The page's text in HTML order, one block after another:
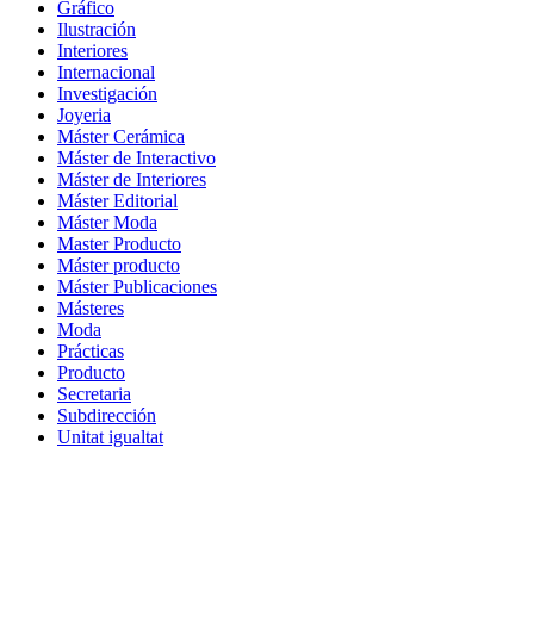
Gráfico
Ilustración
Interiores
Internacional
Investigación
Joyeria
Máster Cerámica
Máster de Interactivo
Máster de Interiores
Máster Editorial
Máster Moda
Master Producto
Máster producto
Máster Publicaciones
Másteres
Moda
Prácticas
Producto
Secretaria
Subdirección
Unitat igualtat